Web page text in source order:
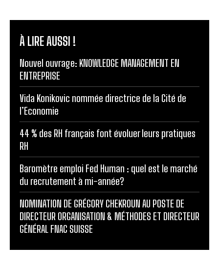
À LIRE AUSSI !
Nouvel ouvrage: KNOWLEDGE MANAGEMENT EN
ENTREPRISE
Vida Konikovic nommée directrice de la Cité de
l’Economie
44 % des RH français font évoluer leurs pratiques
RH
Baromètre emploi Fed Human : quel est le marché
du recrutement à mi-année?
NOMINATION DE GRÉGORY CHEKROUN AU POSTE DE
DIRECTEUR ORGANISATION & MÉTHODES ET DIRECTEUR
GÉNÉRAL FNAC SUISSE